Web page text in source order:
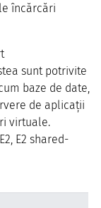
încărcări
sunt potrivite
baze de date,
de aplicații
virtuale.
E2 shared-